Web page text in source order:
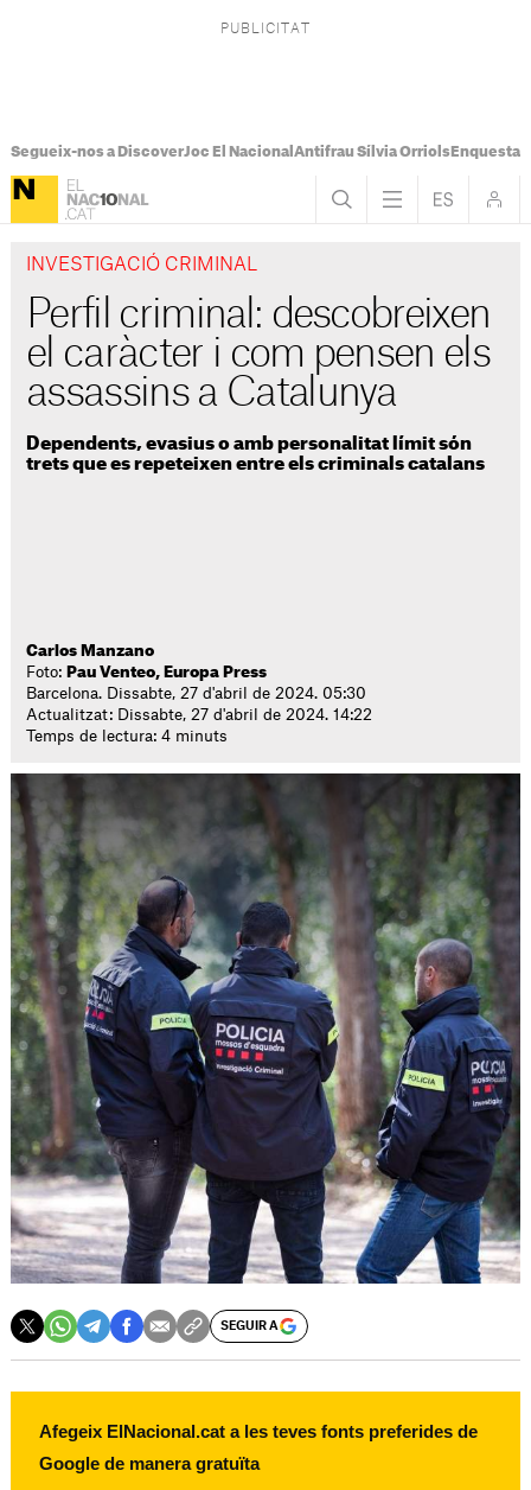
Segueix-nos a DiscoverJoc El Nacional Antifrau Sílvia OrriolsEnquesta
INVESTIGACIÓ CRIMINAL
Perfil criminal: descobreixen
el caràcter i com pensen els
assassins a Catalunya
Dependents, evasius o amb personalitat límit són
trets que es repeteixen entre els criminals catalans
Carlos Manzano
Foto: Pau Venteo, Europa Press
Barcelona. Dissabte, 27 d'abril de 2024. 05:30
Actualitzat: Dissabte, 27 d'abril de 2024. 14:22
Temps de lectura: 4 minuts
SEGUIR A
Afegeix ElNacional.cat a les teves fonts preferides de
Google de manera gratuïta